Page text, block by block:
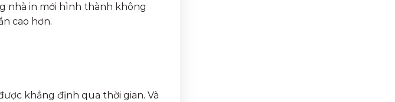
nhà in mới hình thành không
cao hơn.
khẳng định qua thời gian. Và